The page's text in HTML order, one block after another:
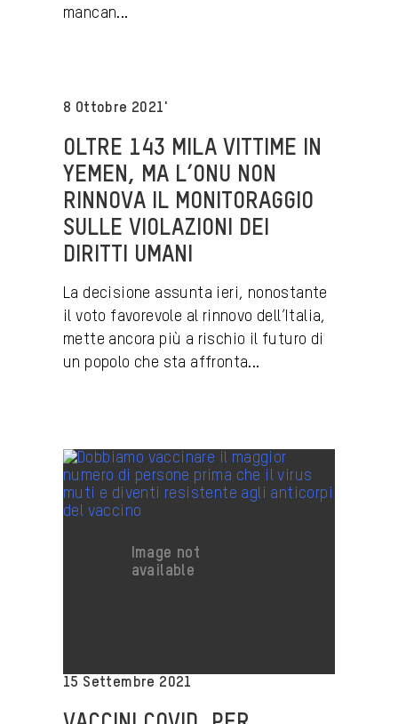
mancan...
8 Ottobre 2021'
OLTRE 143 MILA VITTIME IN
YEMEN, MA L’ONU NON
RINNOVA IL MONITORAGGIO
SULLE VIOLAZIONI DEI
DIRITTI UMANI
La decisione assunta ieri, nonostante
il voto favorevole al rinnovo dell’Italia,
mette ancora più a rischio il futuro di
un popolo che sta affronta...
15 Settembre 2021